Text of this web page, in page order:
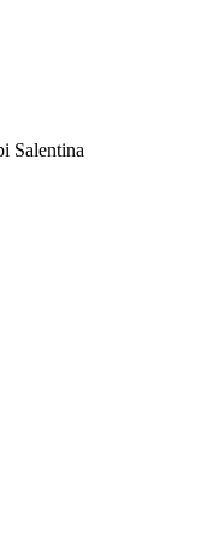
Salentina